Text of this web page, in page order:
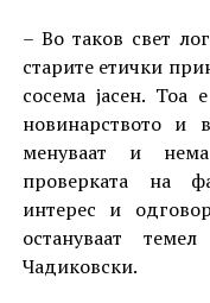
– Во таков свет
старите етички
сосема јасен. Тоа
новинарството и
менуваат и
проверката на
интерес и
остануваат
Чадиковски.